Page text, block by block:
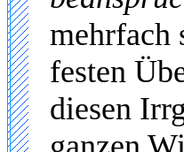
mehrfach
festen
diesen